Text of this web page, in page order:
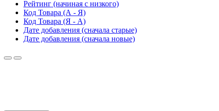
Рейтинг (начиная с низкого)
Код Товара (А - Я)
Код Товара (Я - А)
Дате добавления (сначала старые)
Дате добавления (сначала новые)